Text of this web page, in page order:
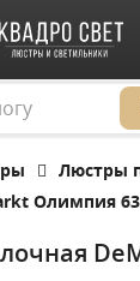
Люстры
Олимпия